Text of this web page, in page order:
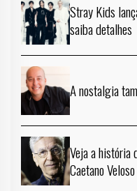
Stray Kids
saiba detalhes
A nostalgia
Veja a história
Caetano Veloso